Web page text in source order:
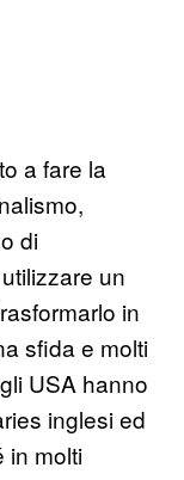
a fare la
di
un
in
sfida e molti
USA hanno
inglesi ed
in molti